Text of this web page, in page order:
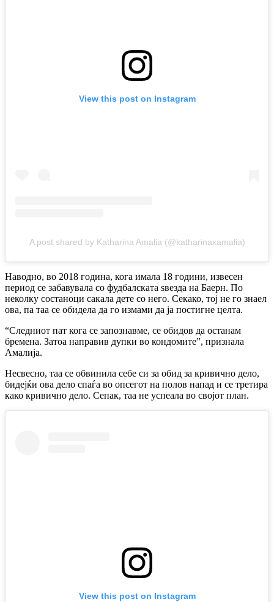
View this post on Instagram
A post shared by Katharina Amalia (@katharinaxamalia)
Наводно, во 2018 година, кога имала 18 години, извесен
период се забавувала со фудбалската ѕвезда на Баерн. По
неколку состаноци сакала дете со него. Секако, тој не го знаел
ова, па таа се обидела да го измами да ја постигне целта.
“Следниот пат кога се запознавме, се обидов да останам
бремена. Затоа направив дупки во кондомите”, признала
Амалија.
Несвесно, таа се обвинила себе си за обид за кривично дело,
бидејќи ова дело спаѓа во опсегот на полов напад и се третира
како кривично дело. Сепак, таа не успеала во својот план.
View this post on Instagram